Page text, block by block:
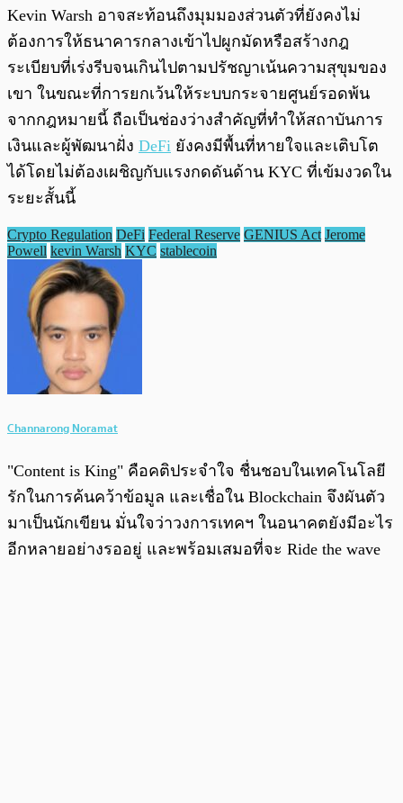
Kevin Warsh อาจสะท้อนถึงมุมมองส่วนตัวที่ยังคงไม่
ต้องการให้ธนาคารกลางเข้าไปผูกมัดหรือสร้างกฎ
ระเบียบที่เร่งรีบจนเกินไปตามปรัชญาเน้นความสุขุมของ
เขา ในขณะที่การยกเว้นให้ระบบกระจายศูนย์รอดพ้น
จากกฎหมายนี้ ถือเป็นช่องว่างสำคัญที่ทำให้สถาบันการ
เงินและผู้พัฒนาฝั่ง DeFi ยังคงมีพื้นที่หายใจและเติบโต
ได้โดยไม่ต้องเผชิญกับแรงกดดันด้าน KYC ที่เข้มงวดใน
ระยะสั้นนี้
Crypto Regulation DeFi Federal Reserve GENIUS Act Jerome
Powell kevin Warsh KYC stablecoin
Channarong Noramat
"Content is King" คือคติประจำใจ ชื่นชอบในเทคโนโลยี
รักในการค้นคว้าข้อมูล และเชื่อใน Blockchain จึงผันตัว
มาเป็นนักเขียน มั่นใจว่าวงการเทคฯ ในอนาคตยังมีอะไร
อีกหลายอย่างรออยู่ และพร้อมเสมอที่จะ Ride the wave